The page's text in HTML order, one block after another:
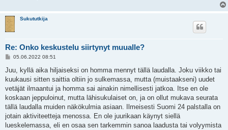
Sukututkija
Re: Onko keskustelu siirtynyt muualle?
V
e
t
i
05.06.2022 08:51
Juu, kyllä aika hiljaiseksi on homma mennyt tällä laudalla. Joku viikko tai
kuukausi sitten saittia oltiin jo sulkemassa, mutta (muistaakseni) uudet
vetäjät ilmaantui ja homma sai ainakin nimellisesti jatkoa. Itse en ole
koskaan jeppuloinut, mutta lähisukulaiset on, ja on ollut mukava seurata
tällä laudalla muiden näkökulmia asiaan. Ilmeisesti Suomi 24 palstalla on
jotain aktiviteetteja menossa. En ole juurikaan käynyt siellä
lueskelemassa, eli en osaa sen tarkemmin sanoa laadusta tai volyymista